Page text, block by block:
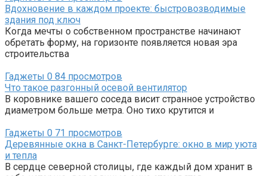
Вдохновение в каждом проекте: быстровозводимые
здания под ключ
Когда мечты о собственном пространстве начинают
обретать форму, на горизонте появляется новая эра
строительства
Гаджеты 0 84 просмотров
Что такое разгонный осевой вентилятор
В коровнике вашего соседа висит странное устройство
диаметром больше метра. Оно тихо крутится и
Гаджеты 0 71 просмотров
Деревянные окна в Санкт-Петербурге: окно в мир уюта
и тепла
В сердце северной столицы, где каждый дом хранит в